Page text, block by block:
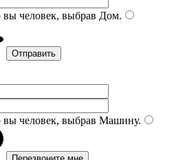
человек, выбрав Дом.
человек, выбрав Машину.